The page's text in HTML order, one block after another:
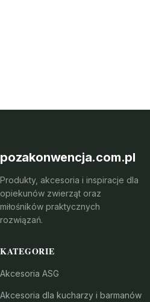
pozakonwencja.com.pl
Produkty, akcesoria i inspiracje dla
opiekunów zwierząt oraz
miłośników praktycznych
rozwiązań.
KATEGORIE
Akcesoria ASG
Akcesoria dla kucharzy i barmanów